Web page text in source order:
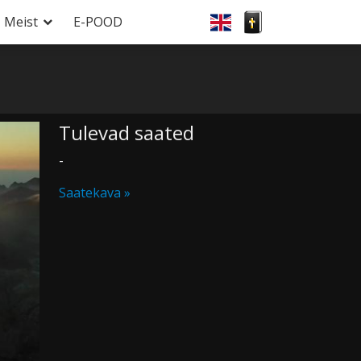
Meist E-POOD
Tulevad saated
-
Saatekava »